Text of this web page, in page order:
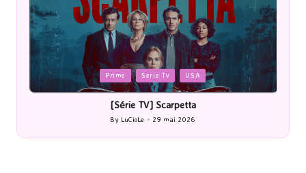
Posted
in
Cinéma
[Cinéma] Les Rayons et des
by